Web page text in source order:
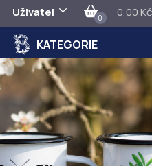
Uživatel 0 0,00 Kč
KATEGORIE